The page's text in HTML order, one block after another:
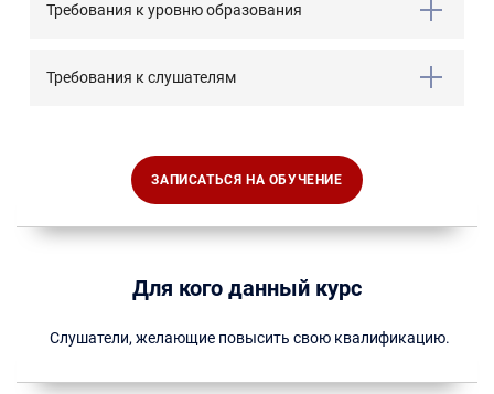
Требования к уровню образования
Требования к слушателям
ЗАПИСАТЬСЯ НА ОБУЧЕНИЕ
Для кого данный курс
Слушатели, желающие повысить свою квалификацию.